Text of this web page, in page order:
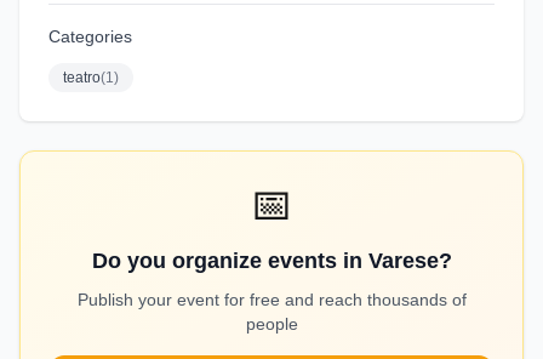
Categories
teatro(1)
📅
Do you organize events in Varese?
Publish your event for free and reach thousands of
people